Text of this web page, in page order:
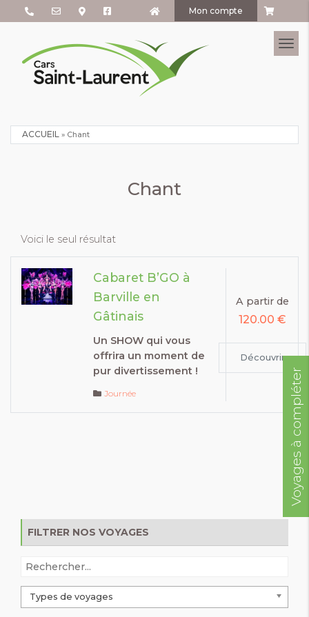
Mon compte
ACCUEIL » Chant
Chant
Voici le seul résultat
Cabaret B’GO à
Barville en
Gâtinais
Un SHOW qui vous
offrira un moment de
pur divertissement !
Journée
A partir de
120.00 €
Découvrir
FILTRER NOS VOYAGES
Types de voyages
Voyages à compléter